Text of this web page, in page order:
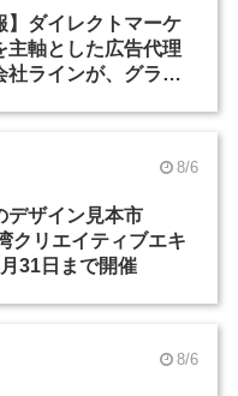
】ダイレクトマーケ
主軸とした広告代理
社ラインが、グラフ
8/6
デザイン見本市
クリエイティブエキ
31日まで開催
8/6